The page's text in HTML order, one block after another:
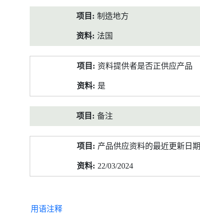
制造地方
法国
资料提供者是否正供应产品
是
备注
产品供应资料的最近更新日期
22/03/2024
用语注释